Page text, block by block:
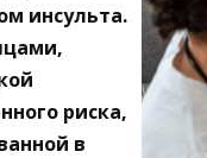
инсульта.
риска,
в